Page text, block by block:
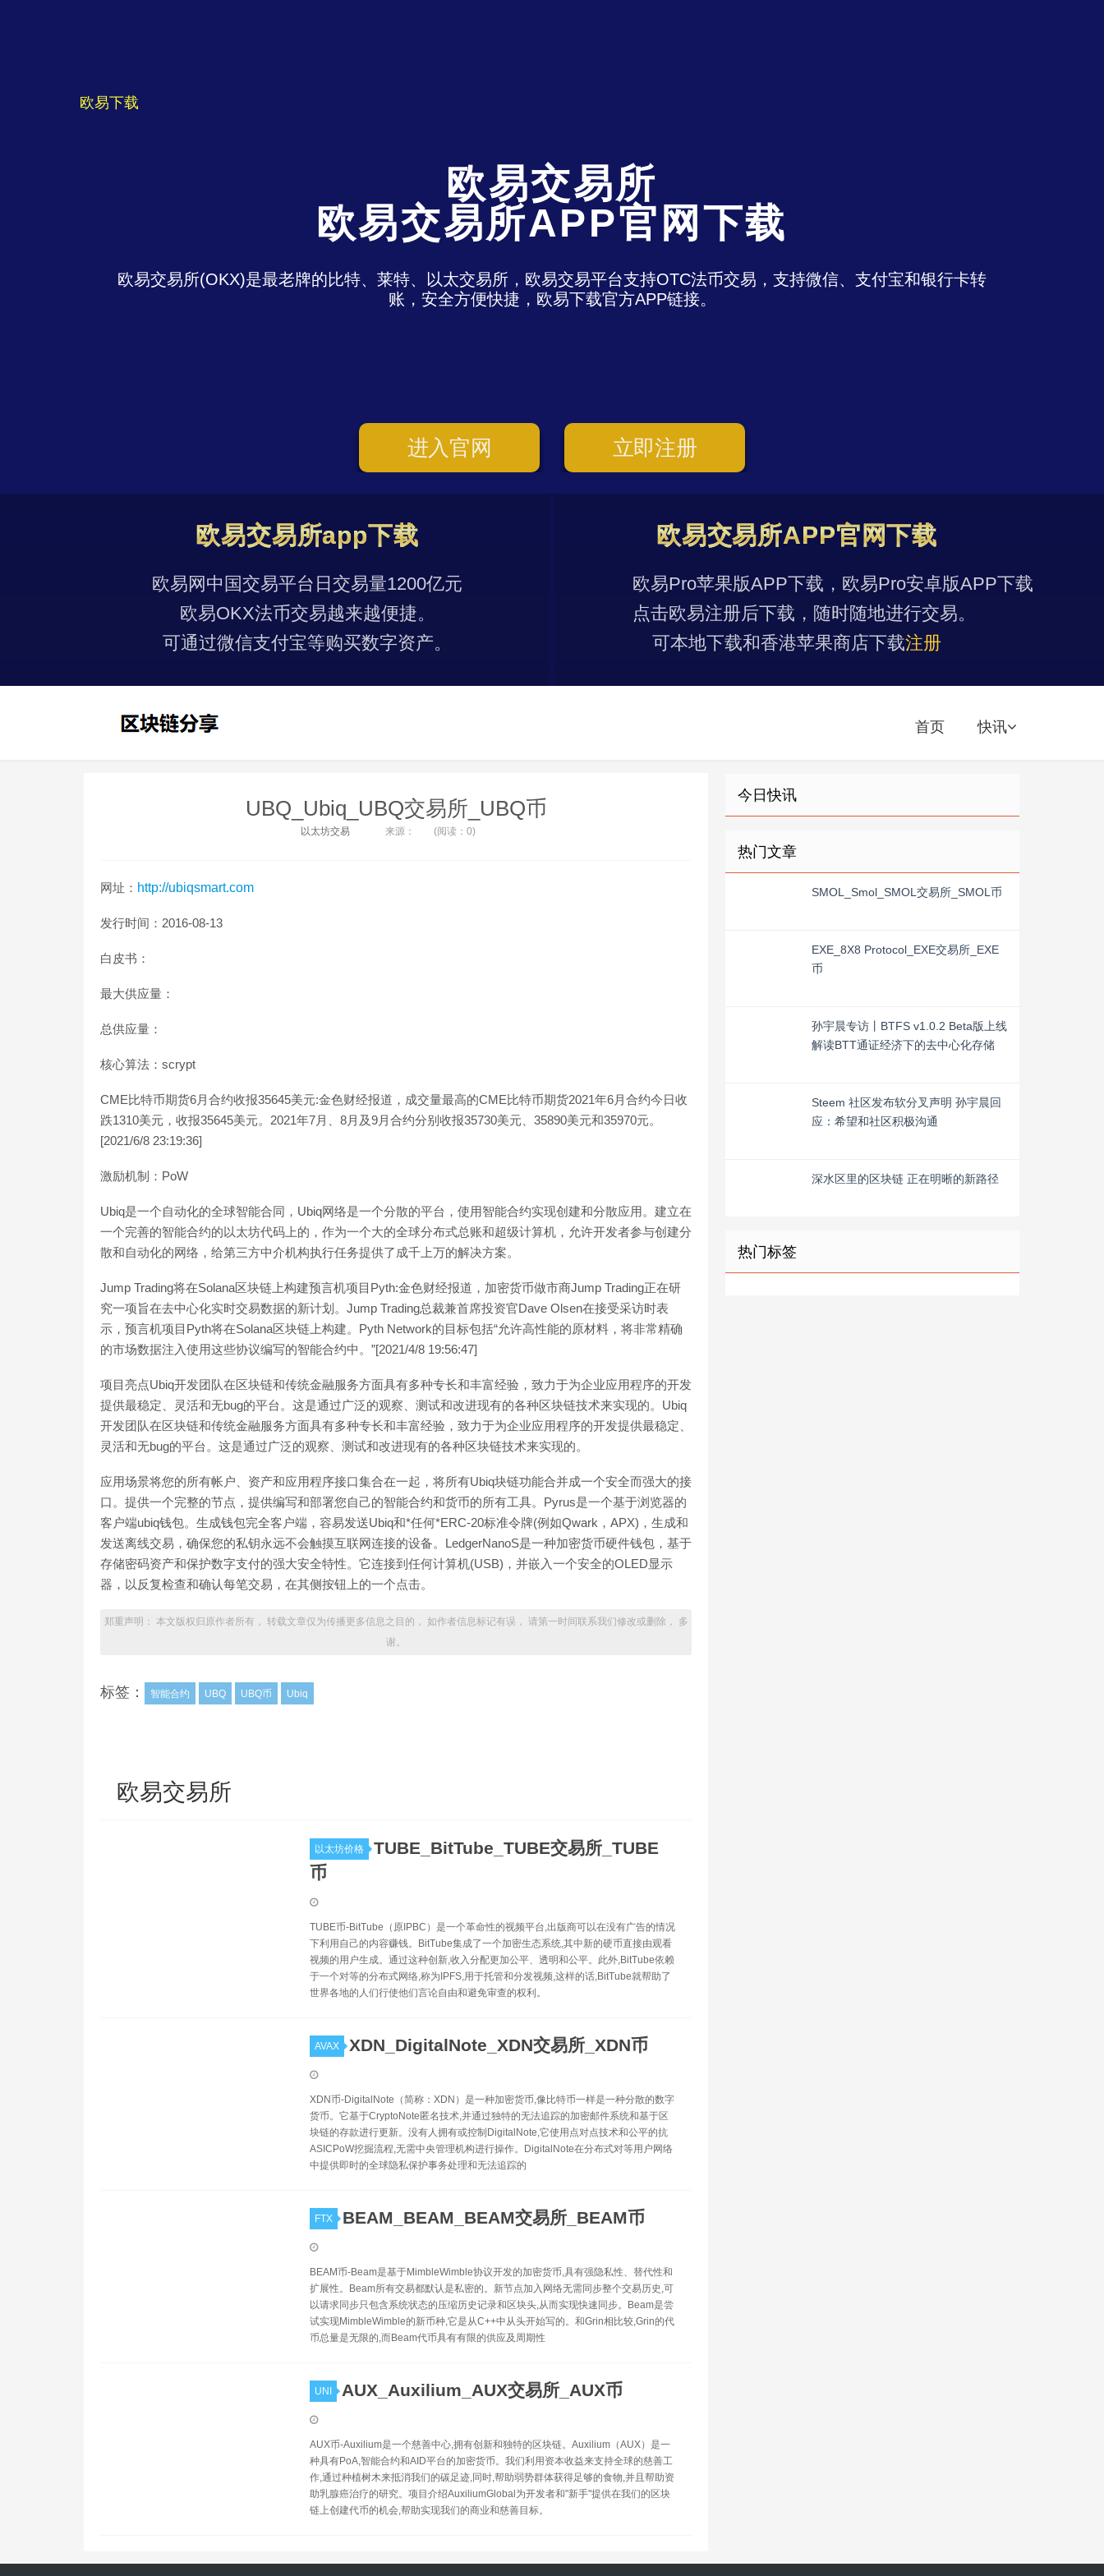
欧易下载
欧易交易所
欧易交易所APP官网下载
欧易交易所(OKX)是最老牌的比特、莱特、以太交易所，欧易交易平台支持OTC法币交易，支持微信、支付宝和银行卡转
账，安全方便快捷，欧易下载官方APP链接。
进入官网 立即注册
欧易交易所app下载
欧易网中国交易平台日交易量1200亿元
欧易OKX法币交易越来越便捷。
可通过微信支付宝等购买数字资产。
欧易交易所APP官网下载
欧易Pro苹果版APP下载，欧易Pro安卓版APP下载
点击欧易注册后下载，随时随地进行交易。
可本地下载和香港苹果商店下载注册
首页 快讯
UBQ_Ubiq_UBQ交易所_UBQ币
以太坊交易 来源： (阅读：0)
网址： http://ubiqsmart.com
发行时间：2016-08-13
白皮书：
最大供应量：
总供应量：
核心算法：scrypt
CME比特币期货6月合约收报35645美元:金色财经报道，成交量最高的CME比特币期货2021年6月合约今日收
跌1310美元，收报35645美元。2021年7月、8月及9月合约分别收报35730美元、35890美元和35970元。
[2021/6/8 23:19:36]
激励机制：PoW
Ubiq是一个自动化的全球智能合同，Ubiq网络是一个分散的平台，使用智能合约实现创建和分散应用。建立在
一个完善的智能合约的以太坊代码上的，作为一个大的全球分布式总账和超级计算机，允许开发者参与创建分
散和自动化的网络，给第三方中介机构执行任务提供了成千上万的解决方案。
Jump Trading将在Solana区块链上构建预言机项目Pyth:金色财经报道，加密货币做市商Jump Trading正在研
究一项旨在去中心化实时交易数据的新计划。Jump Trading总裁兼首席投资官Dave Olsen在接受采访时表
示，预言机项目Pyth将在Solana区块链上构建。Pyth Network的目标包括“允许高性能的原材料，将非常精确
的市场数据注入使用这些协议编写的智能合约中。”[2021/4/8 19:56:47]
项目亮点Ubiq开发团队在区块链和传统金融服务方面具有多种专长和丰富经验，致力于为企业应用程序的开发
提供最稳定、灵活和无bug的平台。这是通过广泛的观察、测试和改进现有的各种区块链技术来实现的。Ubiq
开发团队在区块链和传统金融服务方面具有多种专长和丰富经验，致力于为企业应用程序的开发提供最稳定、
灵活和无bug的平台。这是通过广泛的观察、测试和改进现有的各种区块链技术来实现的。
应用场景将您的所有帐户、资产和应用程序接口集合在一起，将所有Ubiq块链功能合并成一个安全而强大的接
口。提供一个完整的节点，提供编写和部署您自己的智能合约和货币的所有工具。Pyrus是一个基于浏览器的
客户端ubiq钱包。生成钱包完全客户端，容易发送Ubiq和*任何*ERC-20标准令牌(例如Qwark，APX)，生成和
发送离线交易，确保您的私钥永远不会触摸互联网连接的设备。LedgerNanoS是一种加密货币硬件钱包，基于
存储密码资产和保护数字支付的强大安全特性。它连接到任何计算机(USB)，并嵌入一个安全的OLED显示
器，以反复检查和确认每笔交易，在其侧按钮上的一个点击。
郑重声明： 本文版权归原作者所有， 转载文章仅为传播更多信息之目的， 如作者信息标记有误， 请第一时间联系我们修改或删除， 多
谢。
标签： 智能合约 UBQ UBQ币 Ubiq
欧易交易所
以太坊价格
TUBE_BitTube_TUBE交易所_TUBE
币
TUBE币-BitTube（原IPBC）是一个革命性的视频平台,出版商可以在没有广告的情况
下利用自己的内容赚钱。BitTube集成了一个加密生态系统,其中新的硬币直接由观看
视频的用户生成。通过这种创新,收入分配更加公平、透明和公平。此外,BitTube依赖
于一个对等的分布式网络,称为IPFS,用于托管和分发视频,这样的话,BitTube就帮助了
世界各地的人们行使他们言论自由和避免审查的权利。
AVAX XDN_DigitalNote_XDN交易所_XDN币
XDN币-DigitalNote（简称：XDN）是一种加密货币,像比特币一样是一种分散的数字
货币。它基于CryptoNote匿名技术,并通过独特的无法追踪的加密邮件系统和基于区
块链的存款进行更新。没有人拥有或控制DigitalNote,它使用点对点技术和公平的抗
ASICPoW挖掘流程,无需中央管理机构进行操作。DigitalNote在分布式对等用户网络
中提供即时的全球隐私保护事务处理和无法追踪的
FTX BEAM_BEAM_BEAM交易所_BEAM币
BEAM币-Beam是基于MimbleWimble协议开发的加密货币,具有强隐私性、替代性和
扩展性。Beam所有交易都默认是私密的。新节点加入网络无需同步整个交易历史,可
以请求同步只包含系统状态的压缩历史记录和区块头,从而实现快速同步。Beam是尝
试实现MimbleWimble的新币种,它是从C++中从头开始写的。和Grin相比较,Grin的代
币总量是无限的,而Beam代币具有有限的供应及周期性
UNI AUX_Auxilium_AUX交易所_AUX币
AUX币-Auxilium是一个慈善中心,拥有创新和独特的区块链。Auxilium（AUX）是一
种具有PoA,智能合约和AID平台的加密货币。我们利用资本收益来支持全球的慈善工
作,通过种植树木来抵消我们的碳足迹,同时,帮助弱势群体获得足够的食物,并且帮助资
助乳腺癌治疗的研究。项目介绍AuxiliumGlobal为开发者和"新手"提供在我们的区块
链上创建代币的机会,帮助实现我们的商业和慈善目标。
今日快讯
热门文章
SMOL_Smol_SMOL交易所_SMOL币
EXE_8X8 Protocol_EXE交易所_EXE
币
孙宇晨专访丨BTFS v1.0.2 Beta版上线
解读BTT通证经济下的去中心化存储
Steem 社区发布软分叉声明 孙宇晨回
应：希望和社区积极沟通
深水区里的区块链 正在明晰的新路径
热门标签